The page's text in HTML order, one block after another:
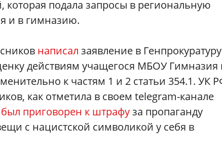
подала запросы в региональную
и в гимназию.
написал заявление в
действиям учащегося МБОУ Гимназия
к частям 1 и 2 статьи 354.1. УК
как отметила в своем telegram-канале
был приговорен к штрафуза пропаганду
с нацистской символикой у себя в